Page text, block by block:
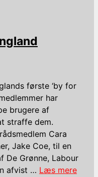
første ‘by for
har
brugere af
straffe dem.
Cara
Jake Coe, til en
De Grønne, Labour
afvist … Læs mere